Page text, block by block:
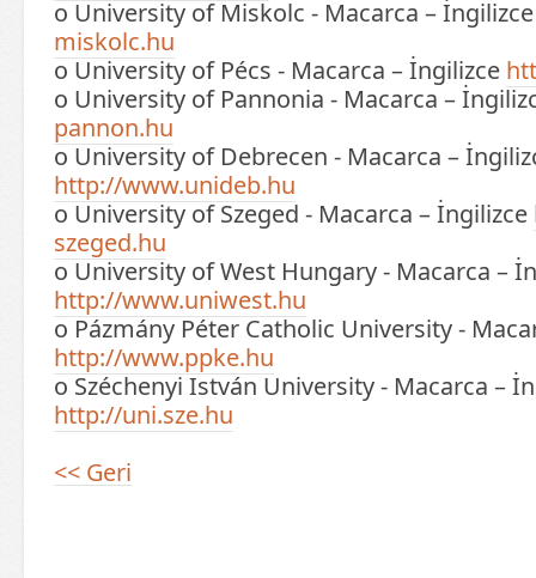
o University of Miskolc - Macarca –
miskolc.hu
o University of Pécs - Macarca – İngilizce
o University of Pannonia - Macarca –
pannon.hu
o University of Debrecen - Macarca –
http://www.unideb.hu
o University of Szeged - Macarca – İngilizce
szeged.hu
o University of West Hungary - Macarca –
http://www.uniwest.hu
o Pázmány Péter Catholic University -
http://www.ppke.hu
o Széchenyi István University - Macarca –
http://uni.sze.hu
<< Geri